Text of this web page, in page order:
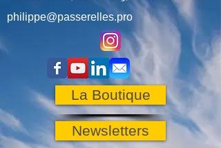
philippe@passerelles.pro
La Boutique
Newsletters